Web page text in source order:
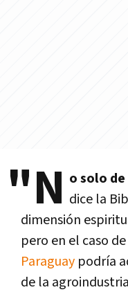
"N o solo
dice la
dimensión
pero en el caso de
Paraguay podría
de la